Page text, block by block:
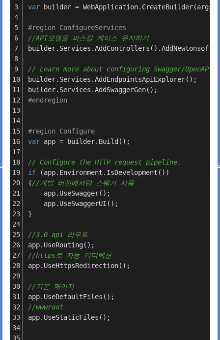
var builder = WebApplication.CreateBuilder(args);
#region ConfigureServices
//API모델을 파스칼 케이스 유지하기
// Learn more about configuring Swagger/
builder.Services.AddEndpointsApiExplorer();
builder.Services.AddSwaggerGen();
#endregion
#region Configure
var app = builder.Build();
// Configure the HTTP request pipeline.
if (app.Environment.IsDevelopment())
{//개발 버전에서만 스웨거 사용
	app.UseSwagger();
	app.UseSwaggerUI();
}
//3.0 api 라우트
app.UseRouting();
//https로 자동 리디렉션
app.UseHttpsRedirection();
//기본 페이지
app.UseDefaultFiles();
//wwwroot
app.UseStaticFiles();